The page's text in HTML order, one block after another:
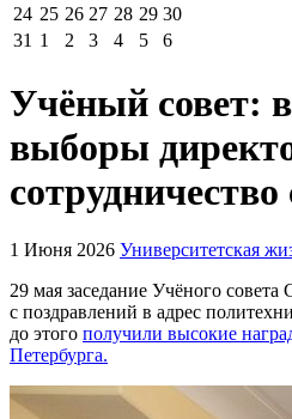
24 25 26 27 28 29 30
31 1 2 3 4 5 6
Учёный совет:
выборы
1 Июня 2026 Университетская
29 мая заседание Учёного
с поздравлений в адрес
до этого получили высокие
Петербурга.